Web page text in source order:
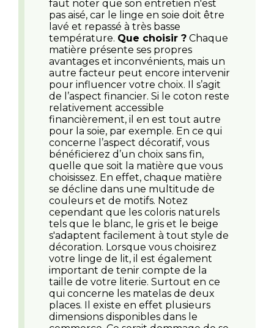
faut noter que son entretien n'est
pas aisé, car le linge en soie doit être
lavé et repassé à très basse
température. Que choisir ? Chaque
matière présente ses propres
avantages et inconvénients, mais un
autre facteur peut encore intervenir
pour influencer votre choix. Il s’agit
de l’aspect financier. Si le coton reste
relativement accessible
financièrement, il en est tout autre
pour la soie, par exemple. En ce qui
concerne l’aspect décoratif, vous
bénéficierez d’un choix sans fin,
quelle que soit la matière que vous
choisissez. En effet, chaque matière
se décline dans une multitude de
couleurs et de motifs. Notez
cependant que les coloris naturels
tels que le blanc, le gris et le beige
s'adaptent facilement à tout style de
décoration. Lorsque vous choisirez
votre linge de lit, il est également
important de tenir compte de la
taille de votre literie. Surtout en ce
qui concerne les matelas de deux
places. Il existe en effet plusieurs
dimensions disponibles dans le